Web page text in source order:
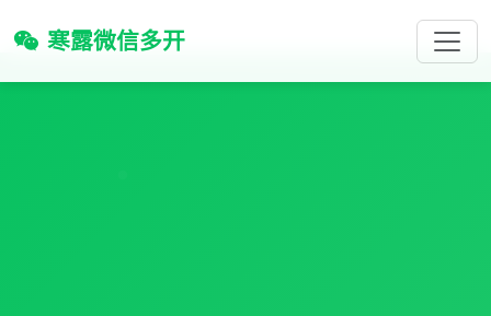
寒露微信多开